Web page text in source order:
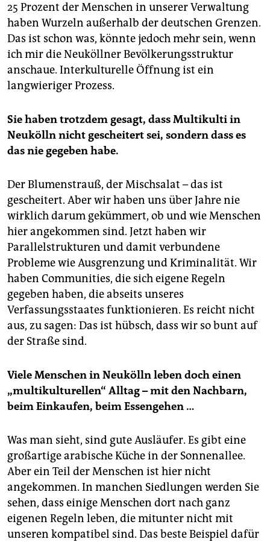
25 Prozent der Menschen in unserer Verwaltung
haben Wurzeln außerhalb der deutschen Grenzen.
Das ist schon was, könnte jedoch mehr sein, wenn
ich mir die Neuköllner Bevölkerungsstruktur
anschaue. Interkulturelle Öffnung ist ein
langwieriger Prozess.
Sie haben trotzdem gesagt, dass Multikulti in
Neukölln nicht gescheitert sei, sondern dass es
das nie gegeben habe.
Der Blumenstrauß, der Mischsalat – das ist
gescheitert. Aber wir haben uns über Jahre nie
wirklich darum gekümmert, ob und wie Menschen
hier angekommen sind. Jetzt haben wir
Parallelstrukturen und damit verbundene
Probleme wie Ausgrenzung und Kriminalität. Wir
haben Communities, die sich eigene Regeln
gegeben haben, die abseits unseres
Verfassungsstaates funktionieren. Es reicht nicht
aus, zu sagen: Das ist hübsch, dass wir so bunt auf
der Straße sind.
Viele Menschen in Neukölln leben doch einen
„multikulturellen“ Alltag – mit den Nachbarn,
beim Einkaufen, beim Essengehen …
Was man sieht, sind gute Ausläufer. Es gibt eine
großartige arabische Küche in der Sonnenallee.
Aber ein Teil der Menschen ist hier nicht
angekommen. In manchen Siedlungen werden Sie
sehen, dass einige Menschen dort nach ganz
eigenen Regeln leben, die mitunter nicht mit
unseren kompatibel sind. Das beste Beispiel dafür